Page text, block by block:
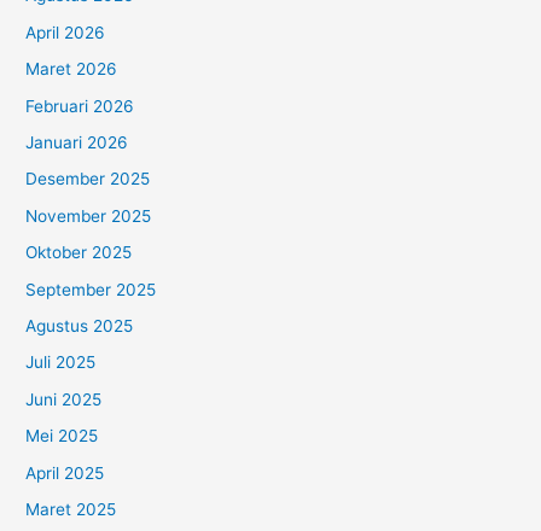
April 2026
Maret 2026
Februari 2026
Januari 2026
Desember 2025
November 2025
Oktober 2025
September 2025
Agustus 2025
Juli 2025
Juni 2025
Mei 2025
April 2025
Maret 2025